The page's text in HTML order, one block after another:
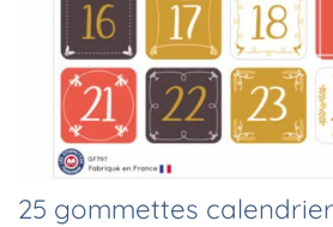
25 gommettes calendrier